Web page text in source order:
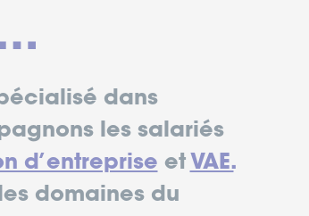
dans
les salariés
d’entreprise et VAE.
domaines du